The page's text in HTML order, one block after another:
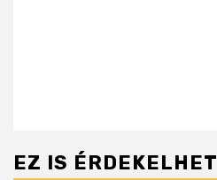
EZ IS ÉRDEKELHET